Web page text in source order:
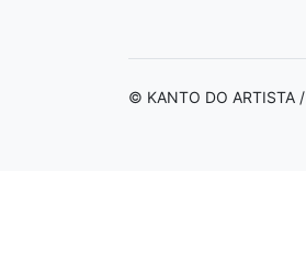
© KANTO DO